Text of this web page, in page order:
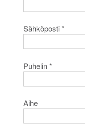
Sähköposti *
Puhelin *
Aihe